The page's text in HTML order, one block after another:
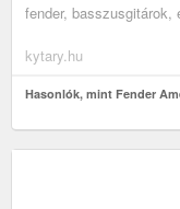
fender, basszusgitárok,
kytary.hu
Hasonlók, mint Fender